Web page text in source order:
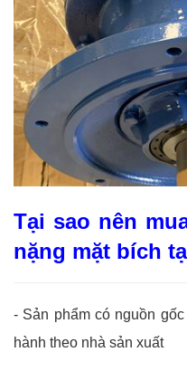
Tại sao nên
nặng mặt bích
- Sản phẩm có nguồn
hành theo nhà sản xuất